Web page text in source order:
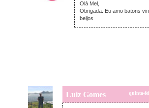
Olá Mel,
Obrigada. Eu amo batons
beijos
Luiz Gomes quinta-